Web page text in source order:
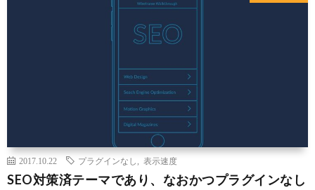
2017.10.22 プラグインなし 表示速度
SEO対策済テーマであり、なおかつプラグインなし